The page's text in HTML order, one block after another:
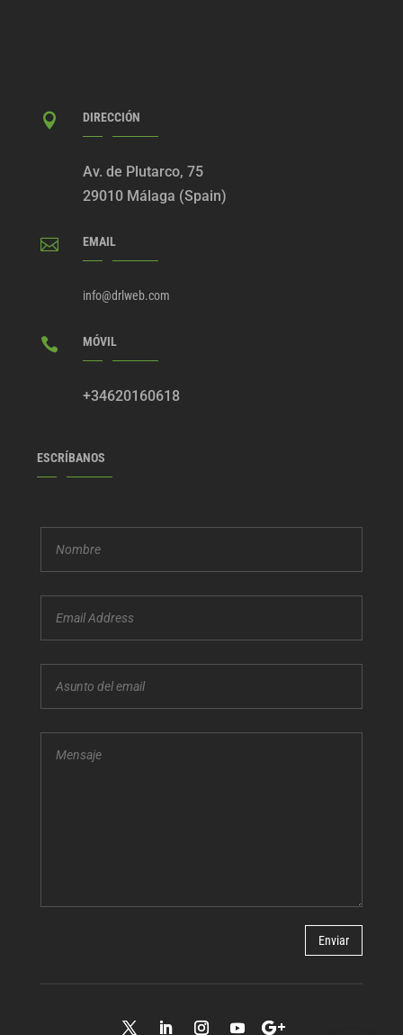
 DIRECCIÓN
Av. de Plutarco, 75
29010 Málaga (Spain)
 EMAIL
info@drlweb.com
 MÓVIL
+34620160618
ESCRÍBANOS
Enviar